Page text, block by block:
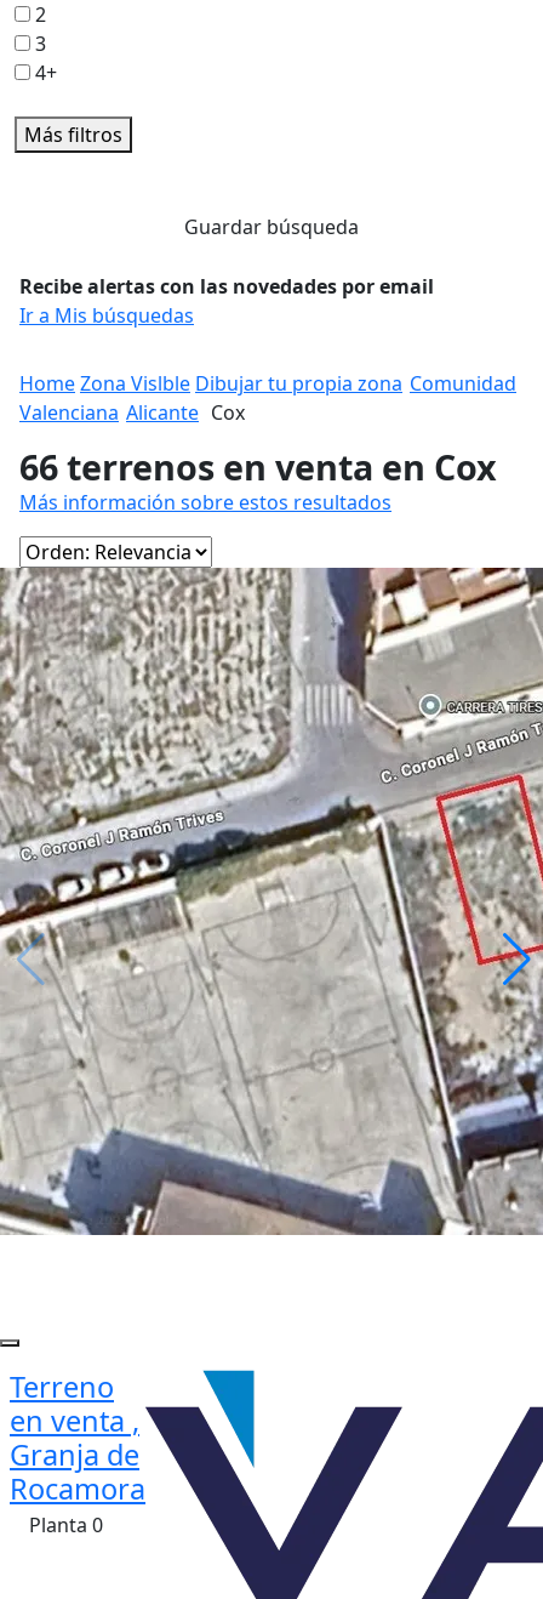
2
3
4+
Más filtros
Guardar búsqueda
Recibe alertas con las novedades por email
Ir a Mis búsquedas
HomeZona Vislble Dibujar tu propia zona Comunidad
Valenciana Alicante Cox
66 terrenos en venta en Cox
Más información sobre estos resultados
Terreno
en venta ,
Granja de
Rocamora
Planta 0